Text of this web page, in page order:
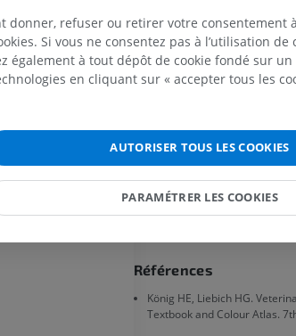
diaphragme.
Cheval : similaire, deux
moyen ni accessoire.
par la scissure oblique.
La définition est
PROPOSER
Références
König HE, Liebich HG.
Textbook and Colour Atlas.
Cheval - Ostéologie
Radiographies
Cheval - carpe
TDM
PREMIUM
Illustrations
donner, refuser ou retirer votre consentement
Si vous ne consentez pas à l’utilisation
également à tout dépôt de cookie fondé sur
en cliquant sur « accepter tous les
AUTORISER TOUS LES COOKIES
PARAMÉTRER LES COOKIES